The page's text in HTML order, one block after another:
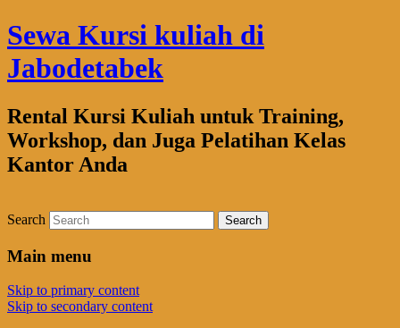
Sewa Kursi kuliah di
Jabodetabek
Rental Kursi Kuliah untuk Training,
Workshop, dan Juga Pelatihan Kelas
Kantor Anda
Search
Main menu
Skip to primary content
Skip to secondary content